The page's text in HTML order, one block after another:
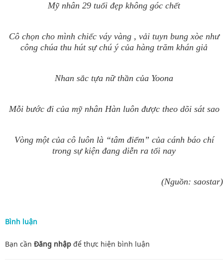
Mỹ nhân 29 tuổi đẹp không góc chết
Cô chọn cho mình chiếc váy vàng , vải tuyn bung xòe như
công chúa thu hút sự chú ý của hàng trăm khán giả
Nhan sắc tựa nữ thần của Yoona
Mỗi bước đi của mỹ nhân Hàn luôn được theo dõi sát sao
Vòng một của cô luôn là “tâm điểm” của cánh báo chí
trong sự kiện đang diễn ra tối nay
(Nguồn: saostar)
Bình luận
Bạn cần Đăng nhập để thực hiện bình luận